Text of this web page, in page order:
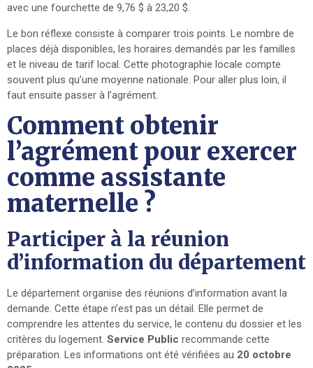
avec une fourchette de 9,76 $ à 23,20 $.
Le bon réflexe consiste à comparer trois points. Le nombre de
places déjà disponibles, les horaires demandés par les familles
et le niveau de tarif local. Cette photographie locale compte
souvent plus qu’une moyenne nationale. Pour aller plus loin, il
faut ensuite passer à l’agrément.
Comment obtenir
l’agrément pour exercer
comme assistante
maternelle ?
Participer à la réunion
d’information du département
Le département organise des réunions d’information avant la
demande. Cette étape n’est pas un détail. Elle permet de
comprendre les attentes du service, le contenu du dossier et les
critères du logement. Service Public recommande cette
préparation. Les informations ont été vérifiées au 20 octobre